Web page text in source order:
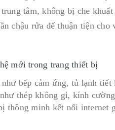
tâm, không bị che
chậu rửa để thuận tiện cho
mới trong trang thiết bị
bếp cảm ứng, tủ lạnh
thép không gỉ, kính
thông minh kết nối